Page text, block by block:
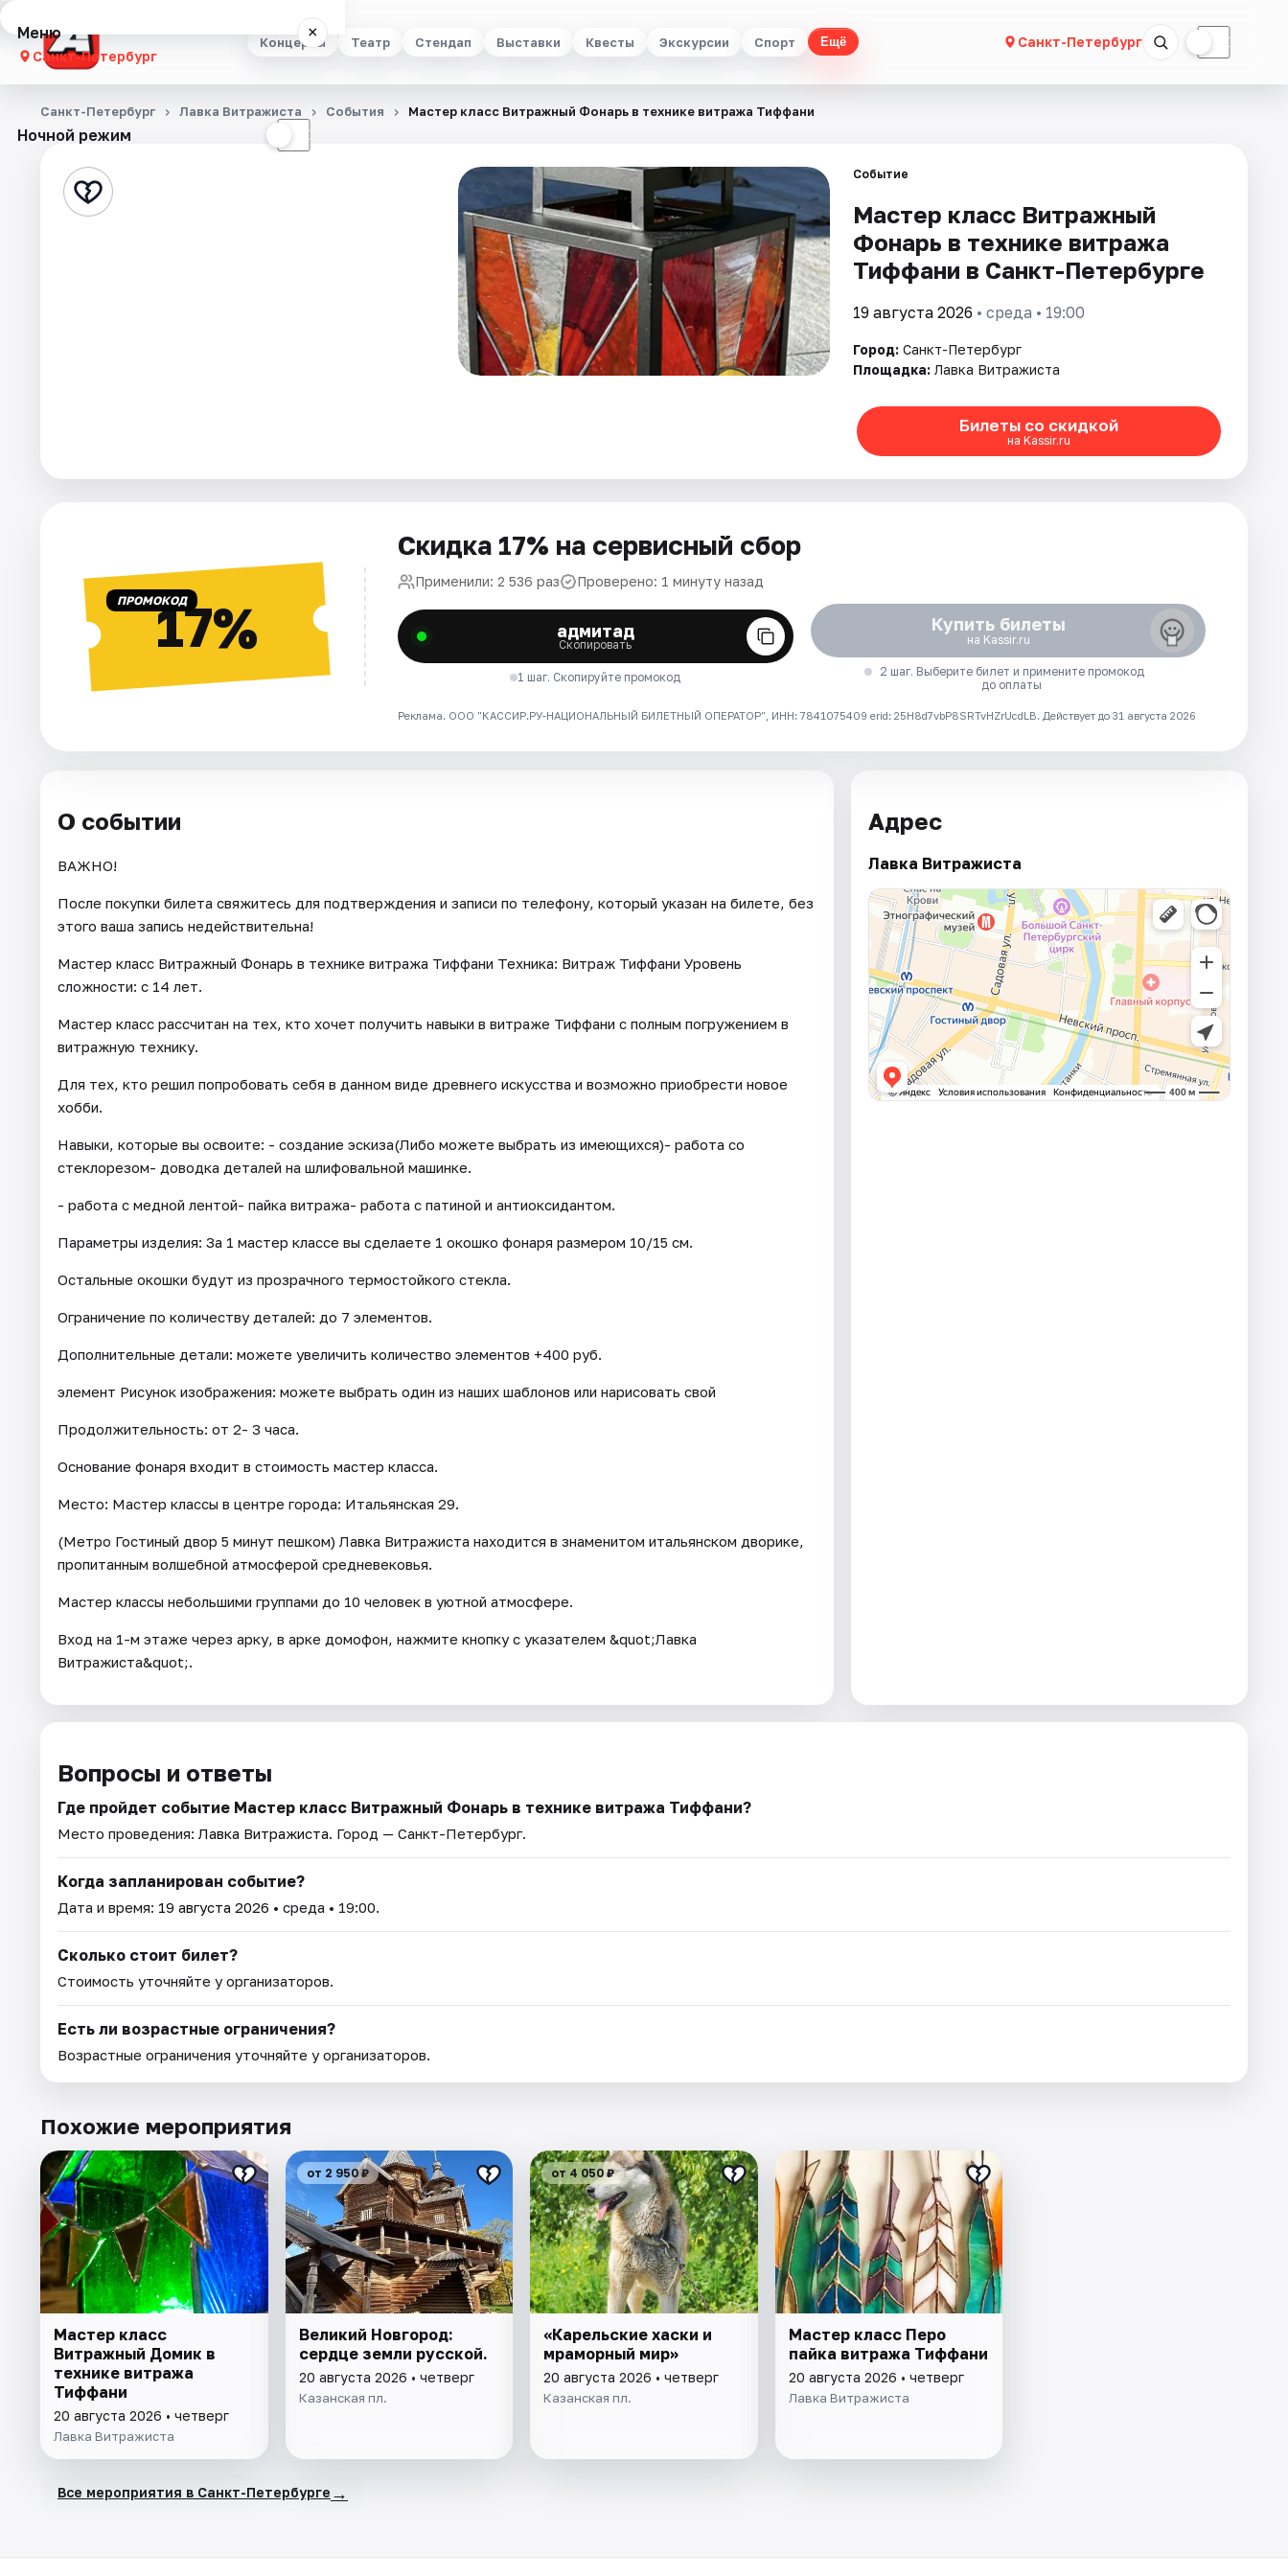
Концерты Театр Стендап Выставки Квесты Экскурсии Спорт Ещё Санкт-Петербург ☾
Меню ×
Санкт-Петербург
Концерты
Стендап
Города
Рейтинги
Ночной режим ☾
Санкт-Петербург Лавка Витражиста События Мастер класс Витражный Фонарь в технике витража Тиффани
Событие
Мастер класс Витражный
Фонарь в технике витража
Тиффани в Санкт-Петербурге
19 августа 2026 • среда • 19:00
Город: Санкт-Петербург
Площадка: Лавка Витражиста
Билеты со скидкой
на Kassir.ru
ПРОМОКОД17%
Скидка 17% на сервисный сбор
Применили: 2 536 раз Проверено: 1 минуту назад
адмитад
Скопировать
1 шаг. Скопируйте промокод
Купить билеты
на Kassir.ru
2 шаг. Выберите билет и примените промокод
до оплаты
Реклама. ООО "КАССИР.РУ-НАЦИОНАЛЬНЫЙ БИЛЕТНЫЙ ОПЕРАТОР", ИНН: 7841075409 erid: 25H8d7vbP8SRTvHZrUcdLB. Действует до 31 августа 2026
О событии
ВАЖНО!
После покупки билета свяжитесь для подтверждения и записи по телефону, который указан на билете, без
этого ваша запись недействительна!
Мастер класс Витражный Фонарь в технике витража Тиффани Техника: Витраж Тиффани Уровень
сложности: с 14 лет.
Мастер класс рассчитан на тех, кто хочет получить навыки в витраже Тиффани с полным погружением в
витражную технику.
Для тех, кто решил попробовать себя в данном виде древнего искусства и возможно приобрести новое
хобби.
Навыки, которые вы освоите: - создание эскиза(Либо можете выбрать из имеющихся)- работа со
стеклорезом- доводка деталей на шлифовальной машинке.
- работа с медной лентой- пайка витража- работа с патиной и антиоксидантом.
Параметры изделия: За 1 мастер классе вы сделаете 1 окошко фонаря размером 10/15 см.
Остальные окошки будут из прозрачного термостойкого стекла.
Ограничение по количеству деталей: до 7 элементов.
Дополнительные детали: можете увеличить количество элементов +400 руб.
элемент Рисунок изображения: можете выбрать один из наших шаблонов или нарисовать свой
Продолжительность: от 2- 3 часа.
Основание фонаря входит в стоимость мастер класса.
Место: Мастер классы в центре города: Итальянская 29.
(Метро Гостиный двор 5 минут пешком) Лавка Витражиста находится в знаменитом итальянском дворике,
пропитанным волшебной атмосферой средневековья.
Мастер классы небольшими группами до 10 человек в уютной атмосфере.
Вход на 1-м этаже через арку, в арке домофон, нажмите кнопку с указателем &quot;Лавка
Витражиста&quot;.
Адрес
Лавка Витражиста
Вопросы и ответы
Где пройдет событие Мастер класс Витражный Фонарь в технике витража Тиффани?
Место проведения: Лавка Витражиста. Город — Санкт-Петербург.
Когда запланирован событие?
Дата и время: 19 августа 2026 • среда • 19:00.
Сколько стоит билет?
Стоимость уточняйте у организаторов.
Есть ли возрастные ограничения?
Возрастные ограничения уточняйте у организаторов.
Похожие мероприятия
Мастер класс
Витражный Домик в
технике витража
Тиффани
20 августа 2026 • четверг
Лавка Витражиста
от 2 950 ₽
Великий Новгород:
сердце земли русской.
20 августа 2026 • четверг
Казанская пл.
от 4 050 ₽
«Карельские хаски и
мраморный мир»
20 августа 2026 • четверг
Казанская пл.
Мастер класс Перо
пайка витража Тиффани
20 августа 2026 • четверг
Лавка Витражиста
Все мероприятия в Санкт-Петербурге →